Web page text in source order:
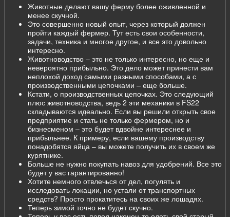
Животные делают вашу ферму более оживленной и
менее скучной.
Это совершенно новый опыт, через который должен
пройти каждый фермер. Тут есть свои особенности,
задачи, техника и многое другое, и все это довольно
интересно.
Животноводство – это не только интересно, но еще и
невероятно прибыльно. Это дело может принести вам
неплохой доход самыми разными способами, а с
производственными цепочками – еще больше.
Кстати, о производственных цепочках. Это следующий
плюс животноводства, ведь 2 эти механики в FS22
складываются идеально. Если вы решили открыть свое
предприятие и стать не только фермером, но и
бизнесменом – это будет вдвойне интереснее и
прибыльнее. К примеру, если вашему производству
понадобятся яйца – вы можете получить их в своем же
курятнике.
Больше не нужно покупать навоз для удобрений. Все это
будет у вас гарантированно!
Хотите немного отвлечься от дел, погулять и
исследовать локации, но устали от транспортных
средств? Просто прокатитесь на своих же лошадях.
Теперь зимой точно не будет скучно.